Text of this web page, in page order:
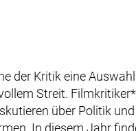
der Kritik eine
Streit.
über Politik
In diesem Jahr